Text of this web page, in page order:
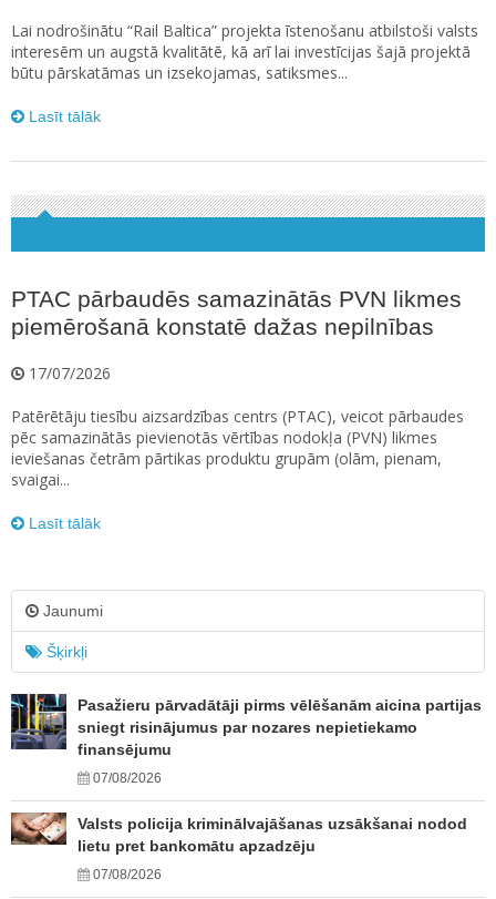
Lai nodrošinātu “Rail Baltica” projekta īstenošanu atbilstoši valsts
interesēm un augstā kvalitātē, kā arī lai investīcijas šajā projektā
būtu pārskatāmas un izsekojamas, satiksmes...
Lasīt tālāk
PTAC pārbaudēs samazinātās PVN likmes
piemērošanā konstatē dažas nepilnības
17/07/2026
Patērētāju tiesību aizsardzības centrs (PTAC), veicot pārbaudes
pēc samazinātās pievienotās vērtības nodokļa (PVN) likmes
ieviešanas četrām pārtikas produktu grupām (olām, pienam,
svaigai...
Lasīt tālāk
Jaunumi
Šķirkļi
Pasažieru pārvadātāji pirms vēlēšanām aicina partijas
sniegt risinājumus par nozares nepietiekamo
finansējumu
07/08/2026
Valsts policija kriminālvajāšanas uzsākšanai nodod
lietu pret bankomātu apzadzēju
07/08/2026